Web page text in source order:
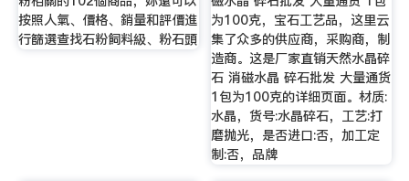
按照人氣、價格、銷量和評價進
行篩選查找石粉飼料級、粉石頭
为100克，宝石工艺品，这里云
集了众多的供应商，采购商，制
造商。这是厂家直销天然水晶碎
石 消磁水晶 碎石批发 大量通货
1包为100克的详细页面。材质:
水晶，货号:水晶碎石，工艺:打
磨抛光，是否进口:否，加工定
制:否，品牌